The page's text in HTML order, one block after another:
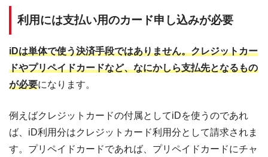
利用には支払い用のカード申し込みが必要
iDは単体で使う決済手段ではありません。クレジットカー
ドやプリペイドカードなど、なにかしら支払先となるもの
が必要になります。
例えばクレジットカードの付属としてiDを使うのであれ
ば、iD利用分はクレジットカード利用分として請求されま
す。プリペイドカードであれば、プリペイドカードにチャ